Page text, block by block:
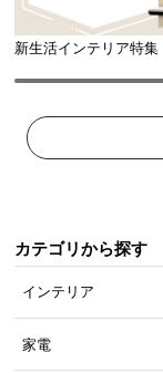
新生活インテリア特集
カテゴリから探す
インテリア
家電